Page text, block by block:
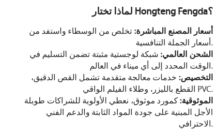
لماذا تختار Hongteng Fengda؟
أسعار المصنع المباشرة: تخلص من الوسطاء واستفد من
أسعار الجملة التنافسية.
الشحن العالمي: شبكة لوجستية مثبتة تضمن التسليم في
الوقت المحدد إلى أي ميناء في العالم.
التخصيص: خدمات معالجة متقدمة تشمل القص الدقيق،
القطع بالليزر، وطلاء الفيلم الواقي PVC.
الموثوقية: كمورد موثوق، نعطي الأولوية للشراكات طويلة
الأجل المبنية على جودة المواد الثابتة والدعم الفني
الاحترافي.